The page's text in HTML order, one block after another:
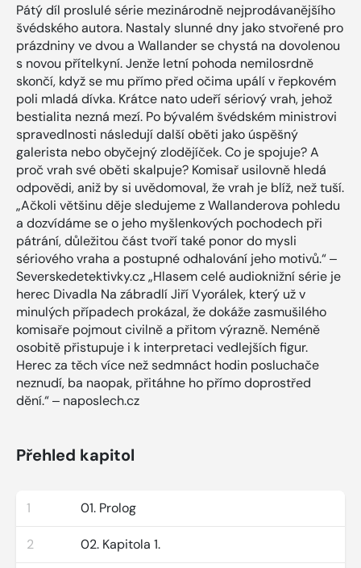
Pátý díl proslulé série mezinárodně nejprodávanějšího
švédského autora. Nastaly slunné dny jako stvořené pro
prázdniny ve dvou a Wallander se chystá na dovolenou
s novou přítelkyní. Jenže letní pohoda nemilosrdně
skončí, když se mu přímo před očima upálí v řepkovém
poli mladá dívka. Krátce nato udeří sériový vrah, jehož
bestialita nezná mezí. Po bývalém švédském ministrovi
spravedlnosti následují další oběti jako úspěšný
galerista nebo obyčejný zlodějíček. Co je spojuje? A
proč vrah své oběti skalpuje? Komisař usilovně hledá
odpovědi, aniž by si uvědomoval, že vrah je blíž, než tuší.
„Ačkoli většinu děje sledujeme z Wallanderova pohledu
a dozvídáme se o jeho myšlenkových pochodech při
pátrání, důležitou část tvoří také ponor do mysli
sériového vraha a postupné odhalování jeho motivů.“ ‒
Severskedetektivky.cz „Hlasem celé audioknižní série je
herec Divadla Na zábradlí Jiří Vyorálek, který už v
minulých případech prokázal, že dokáže zasmušilého
komisaře pojmout civilně a přitom výrazně. Neméně
osobitě přistupuje i k interpretaci vedlejších figur.
Herec za těch více než sedmnáct hodin posluchače
neznudí, ba naopak, přitáhne ho přímo doprostřed
dění.“ ‒ naposlech.cz
Přehled kapitol
1 01. Prolog
2 02. Kapitola 1.